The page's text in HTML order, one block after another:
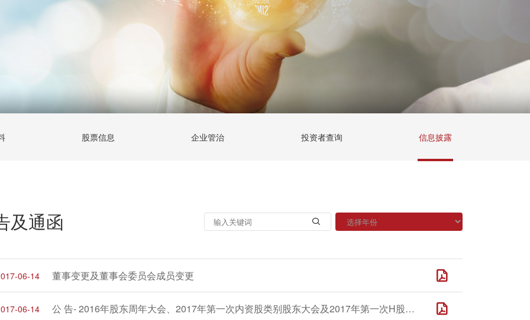
股票信息 企业管治 投资者查询 信息披露
及通函
06-14 董事变更及董事会委员会成员变更
06-14 公 告- 2016年股东周年大会、2017年第一次内资股类别股东大会及2017年第一次H股类别股东大会投票表决结果；选举第二届董事会董事；选举第二届监事会股东代表监事及独立监事；董事的退任及聘任2017年度独立核数师